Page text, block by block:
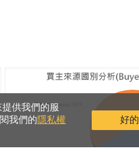
提供我們的服
我們的隱私權
好的